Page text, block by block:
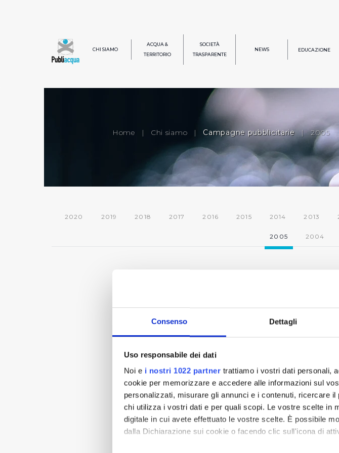
Consenso Dettagli
Uso responsabile dei dati
Noi e i nostri 1022 partner trattiamo i vostri dati personali,
cookie per memorizzare e accedere alle informazioni sul
personalizzati, misurare gli annunci e i contenuti, ricercare
chi utilizza i vostri dati e per quali scopi. Le vostre scelte in
digitale in cui avete effettuato le vostre scelte. È possibile
dalla Dichiarazione sui cookie o facendo clic sull'icona di
CHI SIAMO
ACQUA &
TERRITORIO
SOCIETÀ
TRASPARENTE
NEWS EDUCAZIONE
Home | Chi siamo | Campagne pubblicitarie | 2005
2020 2019 2018 2017 2016 2015 2014 2013
2005 2004